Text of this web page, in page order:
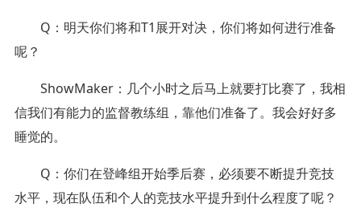
Q：明天你们将和T1展开对决，你们将如何进行准备
呢？
ShowMaker：几个小时之后马上就要打比赛了，我相
信我们有能力的监督教练组，靠他们准备了。我会好好多
睡觉的。
Q：你们在登峰组开始季后赛，必须要不断提升竞技
水平，现在队伍和个人的竞技水平提升到什么程度了呢？